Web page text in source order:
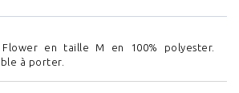
en taille M en 100% polyester.
à porter.